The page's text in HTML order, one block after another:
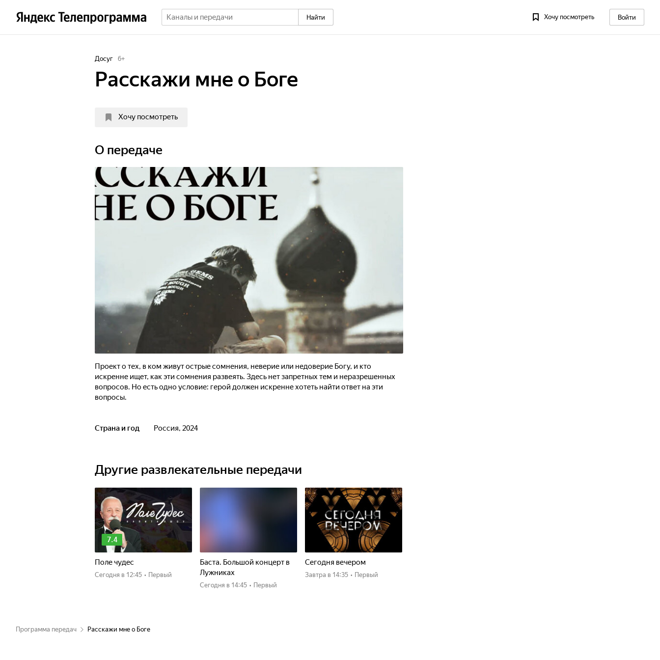
Найти Хочу посмотреть Войти
Досуг 6+
Расскажи мне о Боге
Хочу посмотреть
О передаче
Проект о тех, в ком живут острые сомнения, неверие или недоверие Богу, и кто
искренне ищет, как эти сомнения развеять. Здесь нет запретных тем и неразрешенных
вопросов. Но есть одно условие: герой должен искренне хотеть найти ответ на эти
вопросы.
Страна и год Россия, 2024
Другие развлекательные передачи
7.4
Поле чудес
Сегодня в 12:45 • Первый
Баста. Большой концерт в
Лужниках
Сегодня в 14:45 • Первый
Сегодня вечером
Завтра в 14:35 • Первый
Программа передач Расскажи мне о Боге